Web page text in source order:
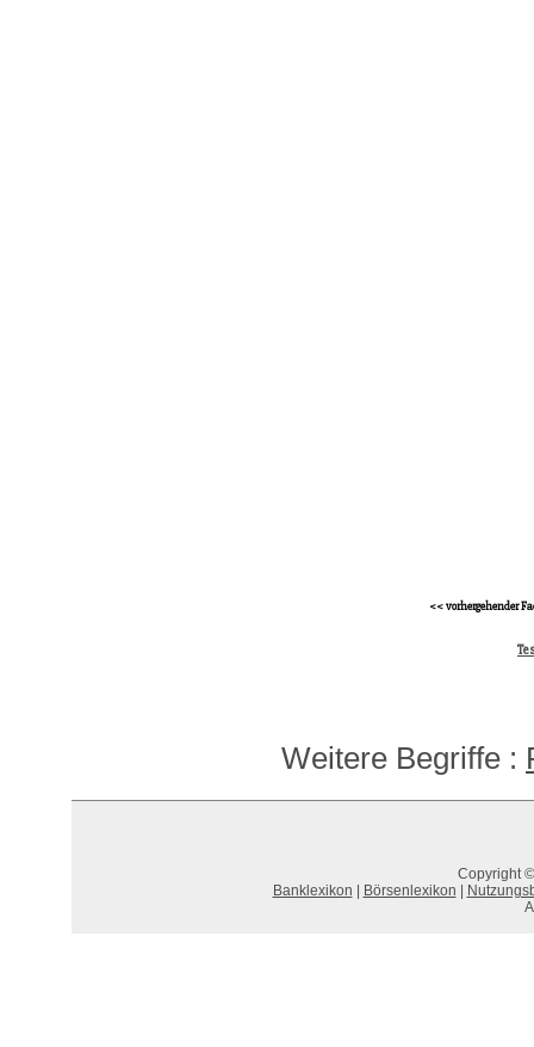
<< vorhergehender
Weitere Begriffe :
Copyright
Banklexikon
Börsenlexikon